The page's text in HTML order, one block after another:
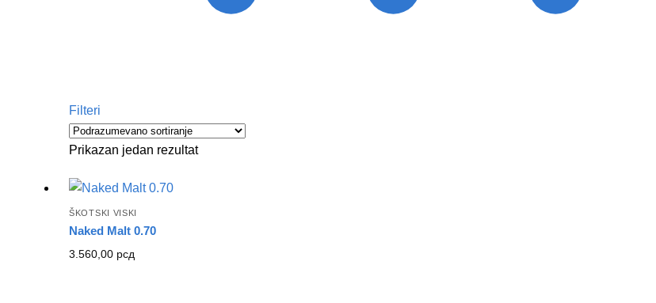
Filteri
Prikazan jedan rezultat
ŠKOTSKI VISKI
Naked Malt 0.70
3.560,00 рсд